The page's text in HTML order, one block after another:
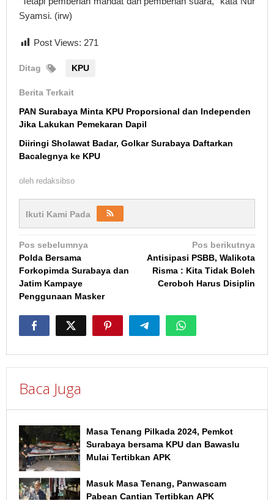
Syamsi. (irw)
Post Views: 271
Ditag KPU
Berita Terkait
PAN Surabaya Minta KPU Proporsional dan Independen
Jika Lakukan Pemekaran Dapil
Diiringi Sholawat Badar, Golkar Surabaya Daftarkan
Bacalegnya ke KPU
oleh redaksibso
Ikuti Kami Pada
Navigasi
pos
Pos sebelumnya
Polda Bersama
Forkopimda Surabaya dan
Jatim Kampaye
Penggunaan Masker
Pos berikutnya
Antisipasi PSBB, Walikota
Risma : Kita Tidak Boleh
Ceroboh Harus Disiplin
Baca Juga
Masa Tenang Pilkada 2024, Pemkot
Surabaya bersama KPU dan Bawaslu
Mulai Tertibkan APK
Masuk Masa Tenang, Panwascam
Pabean Cantian Tertibkan APK